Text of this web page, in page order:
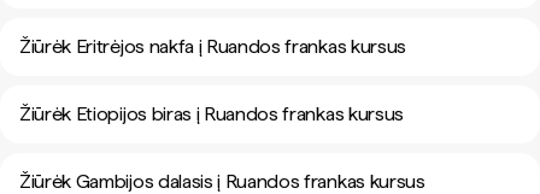
Žiūrėk Eritrėjos nakfa į Ruandos frankas kursus
Žiūrėk Etiopijos biras į Ruandos frankas kursus
Žiūrėk Gambijos dalasis į Ruandos frankas kursus